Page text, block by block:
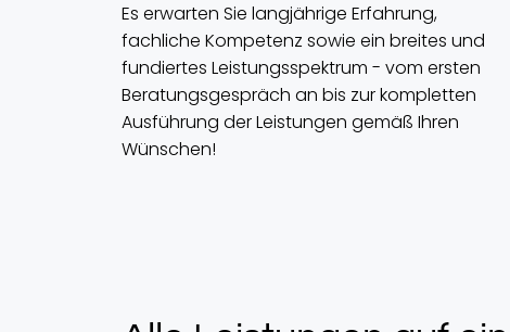
Es erwarten Sie langjährige Erfahrung,
fachliche Kompetenz sowie ein breites und
fundiertes Leistungsspektrum - vom ersten
Beratungsgespräch an bis zur kompletten
Ausführung der Leistungen gemäß Ihren
Wünschen!